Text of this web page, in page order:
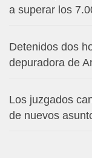
a superar los
Detenidos dos
depuradora de
Los juzgados
de nuevos